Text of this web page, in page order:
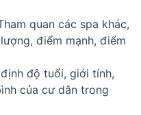
quan các spa khác,
điểm mạnh, điểm
độ tuổi, giới tính,
của cư dân trong